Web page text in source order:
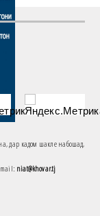
дар кадом шакле набошад,
mail: niat@khovar.tj